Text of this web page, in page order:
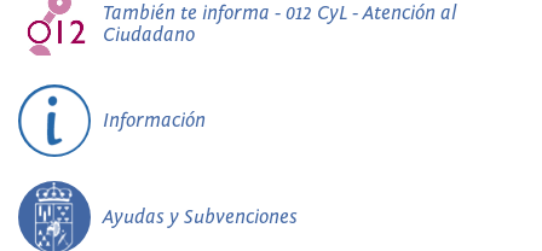
También te informa - 012 CyL - Atención al
Ciudadano
Información
Ayudas y Subvenciones